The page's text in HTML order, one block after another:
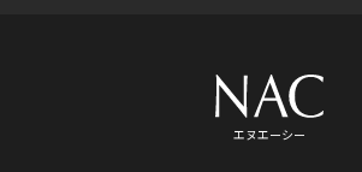
エヌエーシー